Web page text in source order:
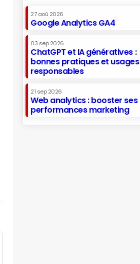
27 aoû 2026
Google Analytics GA4
03 sep 2026
ChatGPT et IA génératives :
bonnes pratiques et usages
responsables
21 sep 2026
Web analytics : booster ses
performances marketing